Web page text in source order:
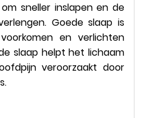
sneller inslapen en de
Goede slaap is
en verlichten
slaap helpt het lichaam
veroorzaakt door